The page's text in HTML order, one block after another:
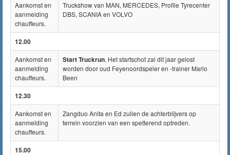
Aankomst en
aanmelding
chauffeurs.
Truckshow van MAN, MERCEDES, Profile Tyrecenter
DBS, SCANIA en VOLVO
12.00
Aankomst en
aanmelding
chauffeurs.
Start Truckrun. Het startschot zal dit jaar gelost
worden door oud Feyenoordspeler en -trainer Mario
Been
12.30
Aankomst en
aanmelding
chauffeurs.
Zangduo Anita en Ed zullen de achterblijvers op
terrein voorzien van een spetterend optreden.
15.00